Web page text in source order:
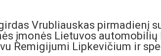
Vrubliauskas pirmadienį
įmonės Lietuvos
Remigijumi Lipkevičium ir